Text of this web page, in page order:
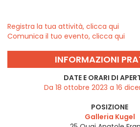
Registra la tua attività, clicca qui
Comunica il tuo evento, clicca qui
INFORMAZIONI
DATE E ORARI DI
Da 18 ottobre 2023 a 16
POSIZIONE
Galleria Kugel